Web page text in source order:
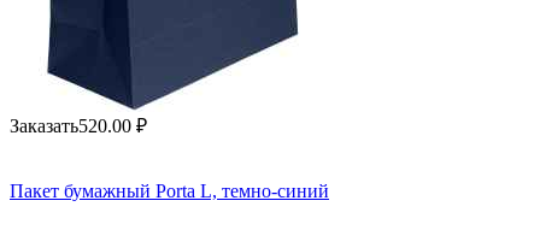
Заказать520.00 ₽
Пакет бумажный Porta L, темно-синий